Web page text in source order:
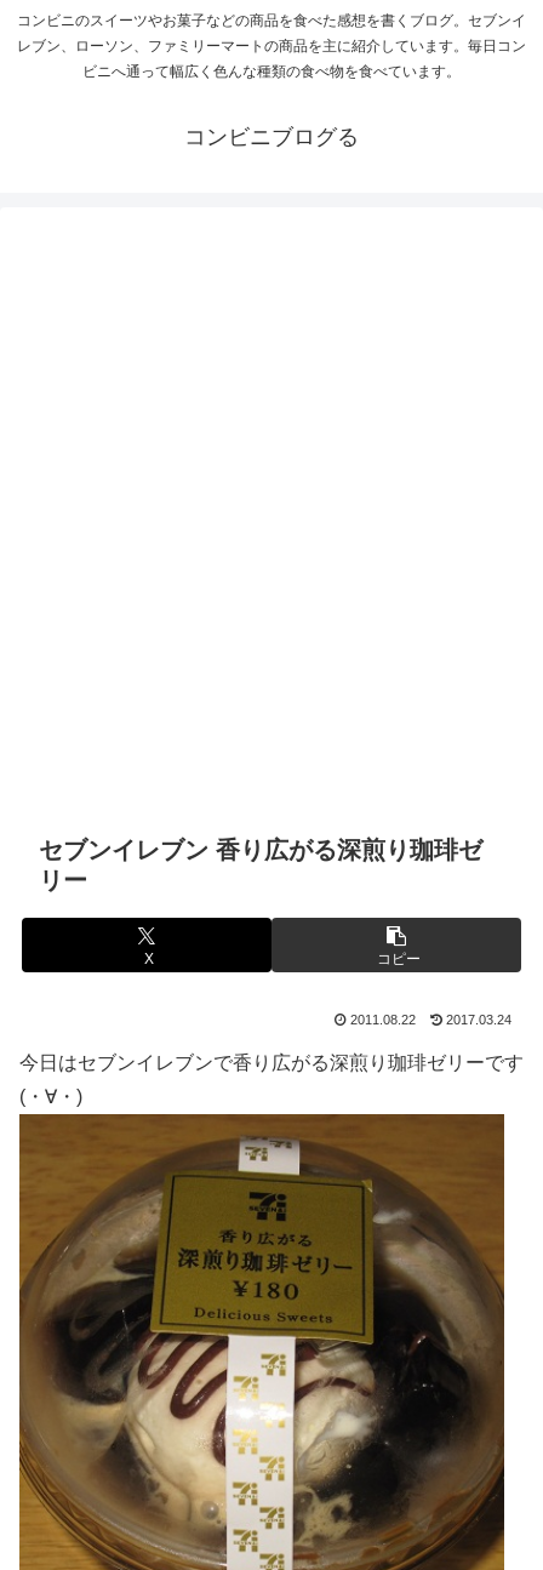
コンビニのスイーツやお菓子などの商品を食べた感想を書くブログ。セブンイ
レブン、ローソン、ファミリーマートの商品を主に紹介しています。毎日コン
ビニへ通って幅広く色んな種類の食べ物を食べています。
コンビニブログる
セブンイレブン 香り広がる深煎り珈琲ゼ
リー
X コピー
2011.08.22 2017.03.24
今日はセブンイレブンで香り広がる深煎り珈琲ゼリーです
(・∀・)